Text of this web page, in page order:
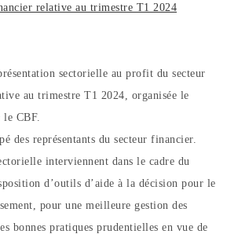
relative au trimestre T1 2024
sectorielle au profit du secteur
au trimestre T1 2024, organisée le
CBF.
des représentants du secteur financier.
interviennent dans le cadre du
d’outils d’aide à la décision pour le
pour une meilleure gestion des
bonnes pratiques prudentielles en vue de